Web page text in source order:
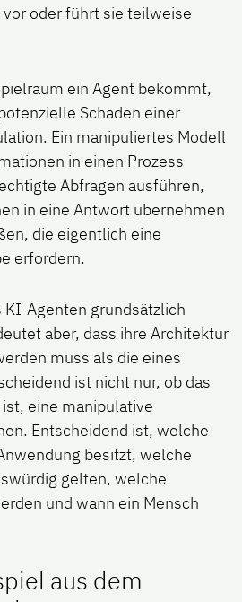
oder führt sie teilweise
ein Agent bekommt,
Schaden einer
Ein manipuliertes Modell
in einen Prozess
Abfragen ausführen,
in eine Antwort übernehmen
die eigentlich eine
erfordern.
Agenten grundsätzlich
aber, dass ihre Architektur
muss als die eines
ist nicht nur, ob das
eine manipulative
Entscheidend ist, welche
besitzt, welche
gelten, welche
und wann ein Mensch
aus dem